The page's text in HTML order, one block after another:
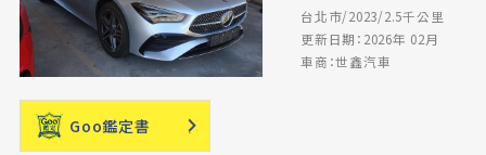
台北市/2023/2.5千公里
更新日期：2026年 02月
車商：世鑫汽車
Goo鑑定書